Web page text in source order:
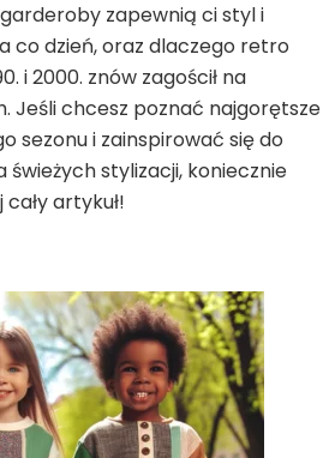
zapewnią ci styl i
co dzień, oraz dlaczego retro
i 2000. znów zagościł na
Jeśli chcesz poznać najgorętsze
sezonu i zainspirować się do
świeżych stylizacji, koniecznie
artykuł!